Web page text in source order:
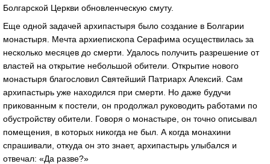
Болгарской Церкви обновленческую смуту.
Еще одной задачей архипастыря было создание в Болгарии
монастыря. Мечта архиепископа Серафима осуществилась за
несколько месяцев до смерти. Удалось получить разрешение от
властей на открытие небольшой обители. Открытие нового
монастыря благословил Святейший Патриарх Алексий. Сам
архипастырь уже находился при смерти. Но даже будучи
прикованным к постели, он продолжал руководить работами по
обустройству обители. Говоря о монастыре, он точно описывал
помещения, в которых никогда не был. А когда монахини
спрашивали, откуда он это знает, архипастырь улыбался и
отвечал: «Да разве?»